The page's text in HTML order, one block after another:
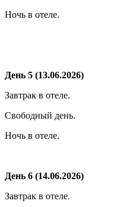
Ночь в отеле.
День 5 (13.06.2026)
Завтрак в отеле.
Свободный день.
Ночь в отеле.
День 6 (14.06.2026)
Завтрак в отеле.